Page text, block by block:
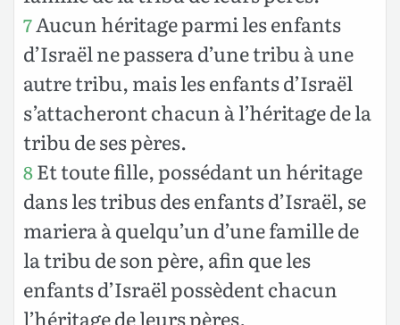
7Aucun héritage parmi les enfants
d’Israël ne passera d’une tribu à une
autre tribu, mais les enfants d’Israël
s’attacheront chacun à l’héritage de la
tribu de ses pères.
8Et toute fille, possédant un héritage
dans les tribus des enfants d’Israël, se
mariera à quelqu’un d’une famille de
la tribu de son père, afin que les
enfants d’Israël possèdent chacun
l’héritage de leurs pères.